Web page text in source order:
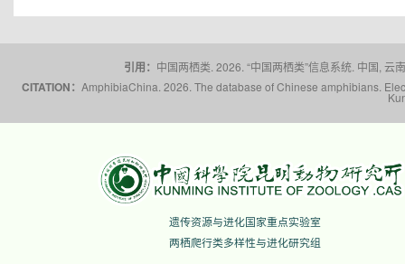
引用： 中国两栖类. 2026. “中国两栖类”信息系统. 中国,
CITATION： AmphibiaChina. 2026. The database of Chinese amphibians.
遗传资源与进化国家重点实验室
两栖爬行类多样性与进化研究组